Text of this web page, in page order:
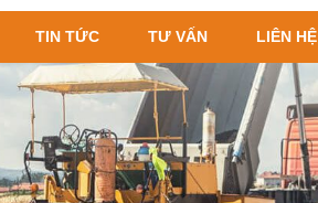
TIN TỨC TƯ VẤN LIÊN HỆ